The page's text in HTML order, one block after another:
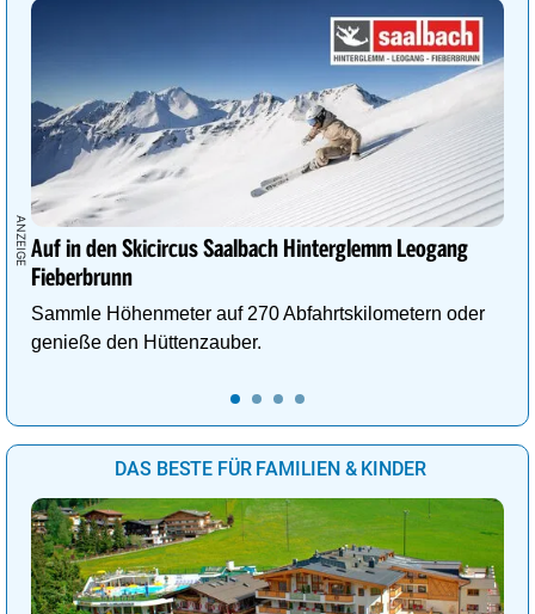
Auf in den Skicircus Saalbach Hinterglemm Leogang
Fieberbrunn
Sammle Höhenmeter auf 270 Abfahrtskilometern oder
genieße den Hüttenzauber.
DAS BESTE FÜR FAMILIEN & KINDER